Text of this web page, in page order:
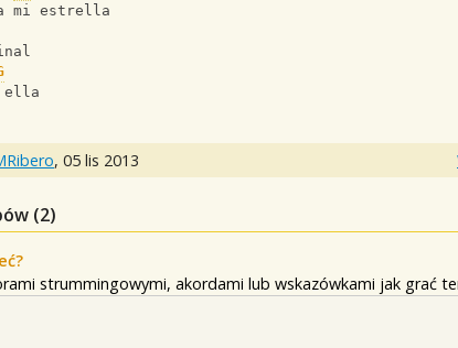
mi estrella
ella
, 05 lis 2013
(2)
strummingowymi, akordami lub wskazówkami jak grać